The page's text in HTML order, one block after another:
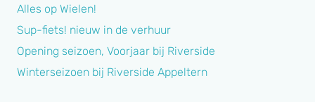
Alles op Wielen!
Sup-fiets! nieuw in de verhuur
Opening seizoen, Voorjaar bij Riverside
Winterseizoen bij Riverside Appeltern